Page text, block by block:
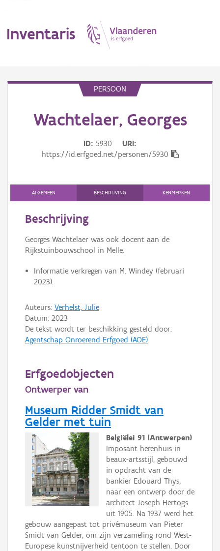
Inventaris
Erfgoedobject
Thema
Persoon of collectief
Downloads
Hergebruik
PERSOON
Wachtelaer, Georges
ID 5930
URI
https://id.erfgoed.net/personen/5930
ALGEMEEN BESCHRIJVING KENMERKEN
Beschrijving
Georges Wachtelaer was ook docent aan de
Rijkstuinbouwschool in Melle.
Informatie verkregen van M. Windey (februari
2023).
Auteurs: Verhelst, Julie
Datum: 2023
De tekst wordt ter beschikking gesteld door:
Agentschap Onroerend Erfgoed (AOE)
Erfgoedobjecten
Ontwerper van
Museum Ridder Smidt van
Gelder met tuin
Belgiëlei 91 (Antwerpen)
Imposant herenhuis in
beaux-artsstijl, gebouwd
in opdracht van de
bankier Edouard Thys,
naar een ontwerp door de
architect Joseph Hertogs
uit 1905. Na 1937 werd het
gebouw aangepast tot privémuseum van Pieter
Smidt van Gelder, om zijn verzameling rond West-
Europese kunstnijverheid tentoon te stellen. Door